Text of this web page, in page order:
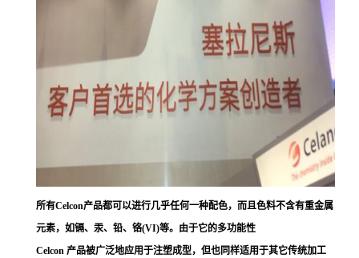
所有Celcon产品都可以进行几乎任何一种配色，而且色料不含有重金属
元素，如镉、汞、铅、铬(VI)等。由于它的多功能性
Celcon 产品被广泛地应用于注塑成型，但也同样适用于其它传统加工